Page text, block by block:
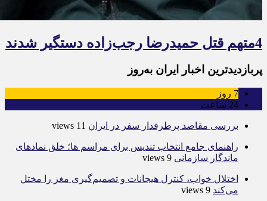
4متهم قتل حمیدرضا رجب‌زاده دستگیر شدند
پربازدیدترین اخبار ایران به‌روز
7 روز
24 ساعت
بررسی مقاصد پرطرفدار سفر در ایران 11 views
راهنمای جامع انتخاب تندیس برای مراسم ها؛ خلق نمادهای
ماندگار سازمانی 9 views
اختلال خواب، کنترل هیجانات و تصمیم‌گیری مغز را مختل
می‌کند 9 views